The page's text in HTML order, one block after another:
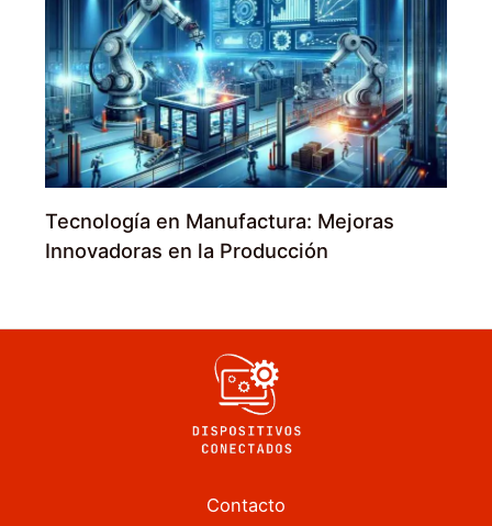
Tecnología en Manufactura: Mejoras
Innovadoras en la Producción
Contacto